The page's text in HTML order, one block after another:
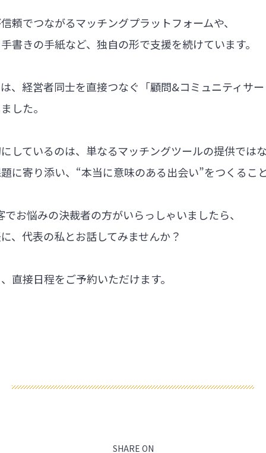
頼でつながるマッチングプラットフォームや、
書きの手紙など、独自の形で支援を続けています。
、経営者同士を直接つなぐ「顧問&コミュニティサ
した。
しているのは、単なるマッチングツールの提供では
に寄り添い、“本当に意味のある出会い”をつくるこ
お悩みの決裁者の方がいらっしゃいましたら、
、代表の私とお話してみませんか？
直接日程をご予約いただけます。
SHARE ON